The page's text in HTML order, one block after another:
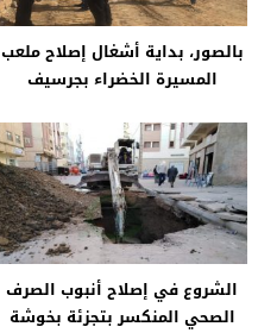
بالصور، بداية أشغال إصلاح ملعب
المسيرة الخضراء بجرسيف
الشروع في إصلاح أنبوب الصرف
الصحي المنكسر بتجزئة بخوشة